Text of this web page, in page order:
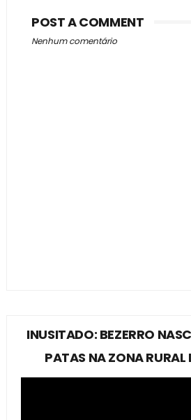
POST A COMMENT
Nenhum comentário
INUSITADO: BEZERRO
PATAS NA ZONA RURAL